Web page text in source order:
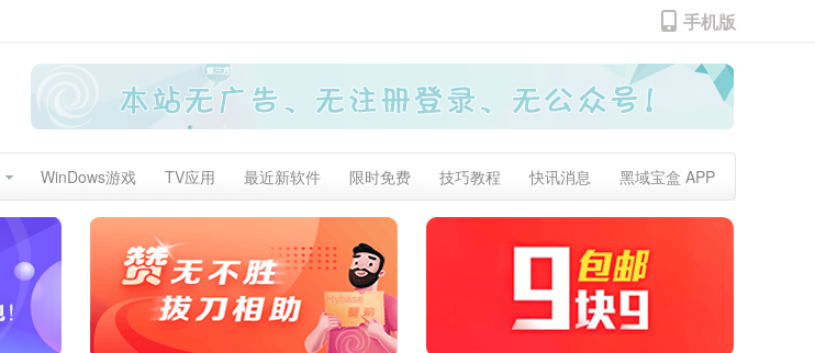
手机版
WinDows游戏 TV应用 最近新软件 限时免费 技巧教程 快讯消息 黑域宝盒 APP